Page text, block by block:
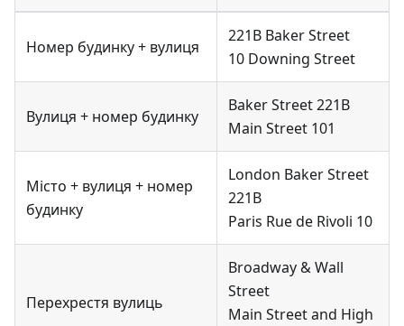
Номер будинку + вулиця
221B Baker Street
10 Downing Street
Вулиця + номер будинку
Baker Street 221B
Main Street 101
Місто + вулиця + номер
будинку
London Baker Street
221B
Paris Rue de Rivoli 10
Перехрестя вулиць
Broadway & Wall
Street
Main Street and High